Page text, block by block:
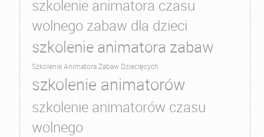
szkolenie animatora czasu
wolnego zabaw dla dzieci
szkolenie animatora zabaw
Szkolenie Animatora Zabaw Dziecięcych
szkolenie animatorów
szkolenie animatorów czasu
wolnego